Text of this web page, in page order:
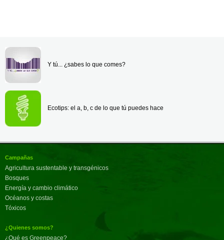
Y tú... ¿sabes lo que comes?
Ecotips: el a, b, c de lo que tú puedes hace
Campañas
Agricultura sustentable y transgénicos
Bosques
Energía y cambio climático
Océanos y costas
Tóxicos
¿Quienes somos?
¿Qué es Greenpeace?